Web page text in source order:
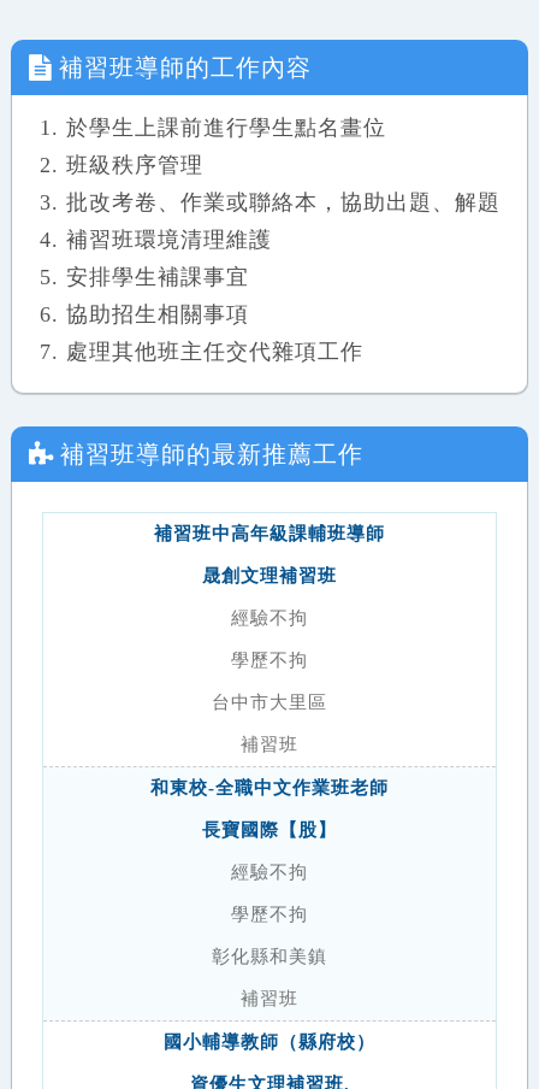
補習班導師的工作內容
於學生上課前進行學生點名畫位
班級秩序管理
批改考卷、作業或聯絡本，協助出題、解題
補習班環境清理維護
安排學生補課事宜
協助招生相關事項
處理其他班主任交代雜項工作
補習班導師的最新推薦工作
補習班中高年級課輔班導師
晟創文理補習班
經驗不拘
學歷不拘
台中市大里區
補習班
和東校-全職中文作業班老師
長寶國際【股】
經驗不拘
學歷不拘
彰化縣和美鎮
補習班
國小輔導教師（縣府校）
資優生文理補習班.